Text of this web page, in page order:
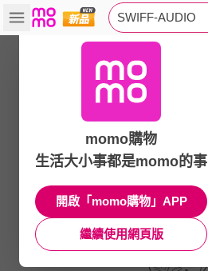
SWIFF-AUDIO
momo購物
生活大小事都是momo的事
開啟「momo購物」APP
繼續使用網頁版